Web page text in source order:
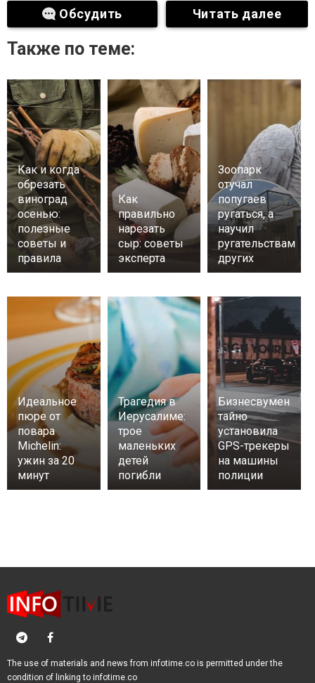
Обсудить Читать далее
Также по теме:
Как и когда
обрезать
виноград
осенью:
полезные
советы и
правила
Как
правильно
нарезать
сыр: советы
эксперта
Зоопарк
отучал
попугаев
ругаться, а
научил
ругательствам
других
Идеальное
пюре от
повара
Michelin:
ужин за 20
минут
Трагедия в
Иерусалиме:
трое
маленьких
детей
погибли
Бизнесвумен
тайно
установила
GPS-трекеры
на машины
полиции
The use of materials and news from infotime.co is permitted under the
condition of linking to infotime.co